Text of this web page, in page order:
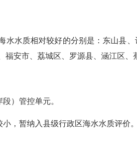
水水质相对较好的分别是：东山县
安市、荔城区、罗源县、涵江区、
）管控单元。
，暂纳入县级行政区海水水质评价。